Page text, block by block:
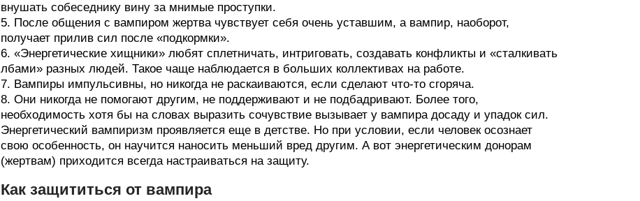
внушать собеседнику вину за мнимые проступки.
5. После общения с вампиром жертва чувствует себя очень уставшим, а вампир, наоборот,
получает прилив сил после «подкормки».
6. «Энергетические хищники» любят сплетничать, интриговать, создавать конфликты и «сталкивать
лбами» разных людей. Такое чаще наблюдается в больших коллективах на работе.
7. Вампиры импульсивны, но никогда не раскаиваются, если сделают что-то сгоряча.
8. Они никогда не помогают другим, не поддерживают и не подбадривают. Более того,
необходимость хотя бы на словах выразить сочувствие вызывает у вампира досаду и упадок сил.
Энергетический вампиризм проявляется еще в детстве. Но при условии, если человек осознает
свою особенность, он научится наносить меньший вред другим. А вот энергетическим донорам
(жертвам) приходится всегда настраиваться на защиту.
Как защититься от вампира